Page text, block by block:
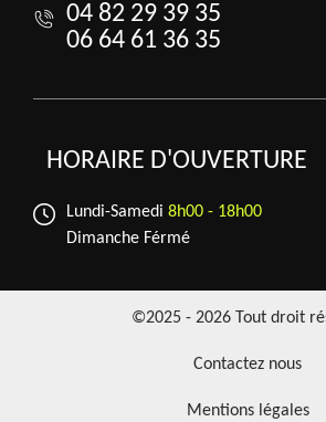
04 82 29 39 35
06 64 61 36 35
HORAIRE D'OUVERTURE
Lundi-Samedi 8h00 - 18h00
Dimanche Férmé
©2025 - 2026 Tout droit
Contactez nous
Mentions légales